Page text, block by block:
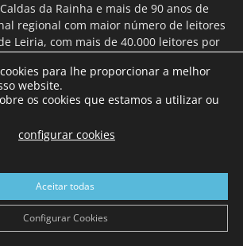
da Rainha e mais de 90 anos de
regional com maior número de leitores
Leiria, com mais de 40.000 leitores por
e assinatura online.
SIGA-NOS
© Gazeta das Caldas - 2026
para lhe proporcionar a melhor
website.
os cookies que estamos a utilizar ou
configurar cookies
Aceitar todas
Configurar Cookies